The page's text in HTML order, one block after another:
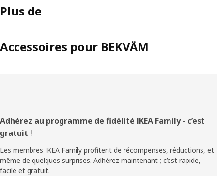
Plus de
Accessoires pour BEKVÄM
Pied
de
page
Adhérez au programme de fidélité IKEA Family - c’est
gratuit !
Les membres IKEA Family profitent de récompenses, réductions, et
même de quelques surprises. Adhérez maintenant ; c’est rapide,
facile et gratuit.